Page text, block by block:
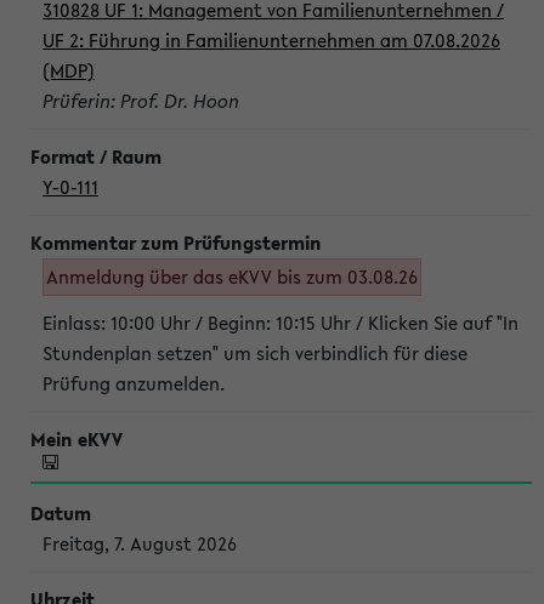
310828 UF 1: Management von Familienunternehmen /
UF 2: Führung in Familienunternehmen am 07.08.2026
(MDP)
Prüferin: Prof. Dr. Hoon
Y-0-111
Anmeldung über das eKVV bis zum 03.08.26
Einlass: 10:00 Uhr / Beginn: 10:15 Uhr / Klicken Sie auf "In
Stundenplan setzen" um sich verbindlich für diese
Prüfung anzumelden.
Freitag, 7. August 2026